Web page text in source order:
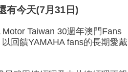
有今天(7月31日)
Taiwan 30週年澳門Fans
回饋YAMAHA fans的長期愛戴